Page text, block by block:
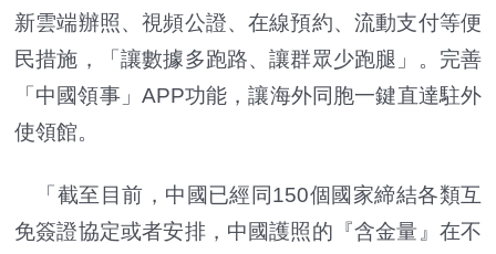
新雲端辦照、視頻公證、在線預約、流動支付等便
民措施，「讓數據多跑路、讓群眾少跑腿」。完善
「中國領事」APP功能，讓海外同胞一鍵直達駐外
使領館。
「截至目前，中國已經同150個國家締結各類互
免簽證協定或者安排，中國護照的『含金量』在不